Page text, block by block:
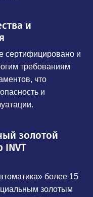
и
сертифицировано и
требованиям
что
и
золотой
INVT
более 15
золотым